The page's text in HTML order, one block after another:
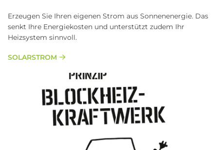
Erzeugen Sie Ihren eigenen Strom aus Sonnenenergie. Das
senkt Ihre Energiekosten und unterstützt zudem Ihr
Heizsystem sinnvoll.
SOLARSTROM